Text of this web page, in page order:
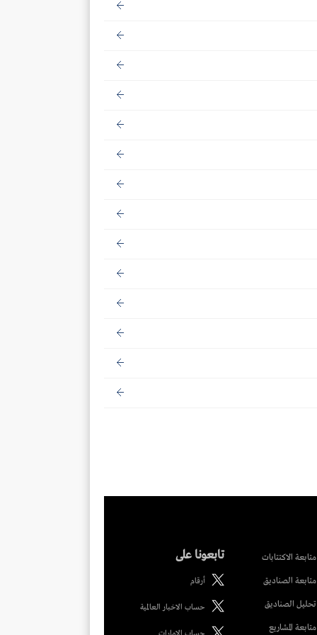
متابعة الاكتتابات
متابعة الصناديق
تحليل الصناديق
متابعة المشاريع
تابعونا على
أرقام
حساب الاخبار العالمية